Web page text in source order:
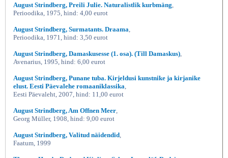
August Strindberg, Preili Julie. Naturalistlik kurbmäng
Perioodika, 1975, hind: 4,00 eurot
August Strindberg, Surmatants. Draama
Perioodika, 1971, hind: 3,50 eurot
August Strindberg, Damaskusesse (1. osa). (Till Damaskus)
Avenarius, 1995, hind: 6,00 eurot
August Strindberg, Punane tuba. Kirjeldusi kunstnike ja kirjanike
elust. Eesti Päevalehe romaaniklassika
Eesti Päevaleht, 2007, hind: 11,00 eurot
August Strindberg, Am Offnen Meer
Georg Müller, 1908, hind: 9,00 eurot
August Strindberg, Valitud näidendid
Faatum, 1999